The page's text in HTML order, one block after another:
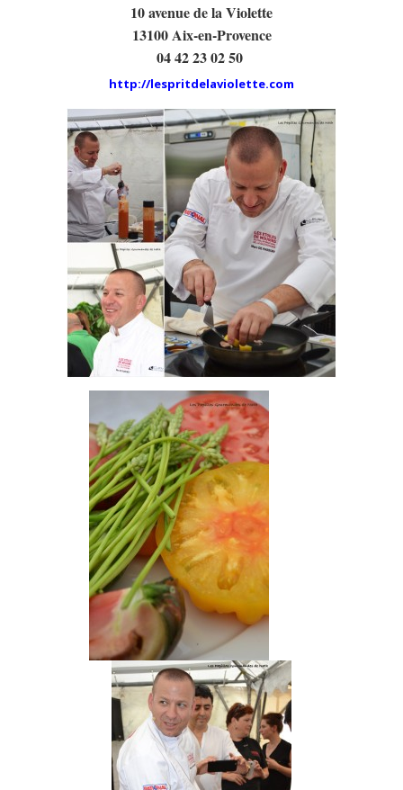
10 avenue de la Violette
13100 Aix-en-Provence
04 42 23 02 50
http://lespritdelaviolette.com